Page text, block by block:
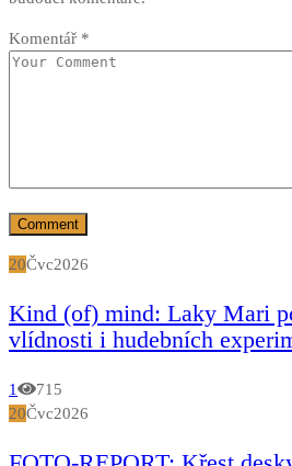
Komentář *
20Čvc2026
Kind (of) mind: Laky Mari
vlídnosti i hudebních
1
715
20Čvc2026